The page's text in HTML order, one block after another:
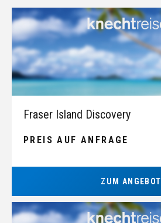
Fraser Island Discovery
PREIS AUF ANFRAGE
ZUM ANGEBOT